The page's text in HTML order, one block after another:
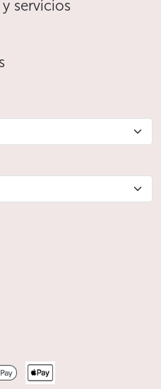
servicios